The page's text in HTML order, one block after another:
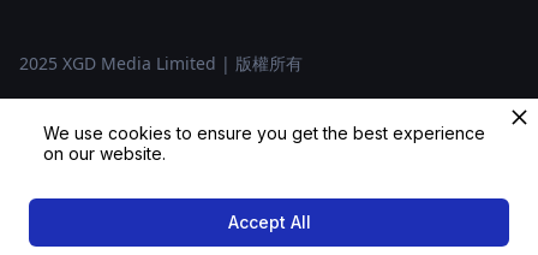
隱私政策
2025 XGD Media Limited | 版權所有
We use cookies to ensure you get the best experience
on our website.
Accept All